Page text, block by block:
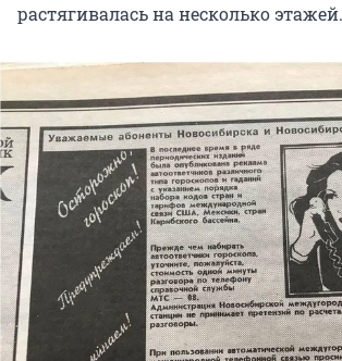
растягивалась на несколько этажей.